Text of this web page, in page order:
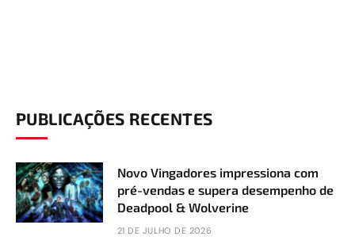
PUBLICAÇÕES RECENTES
Novo Vingadores impressiona com
pré-vendas e supera desempenho de
Deadpool & Wolverine
21 DE JULHO DE 2026